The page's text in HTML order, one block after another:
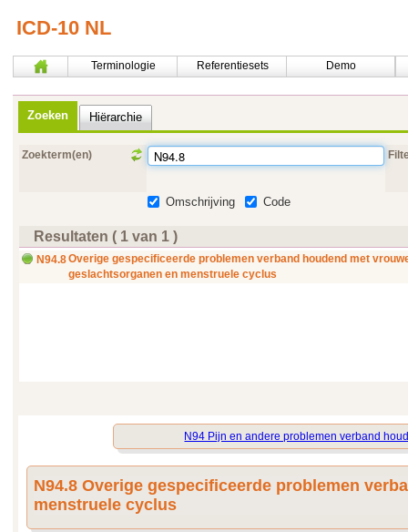
ICD-10 NL
Terminologie Referentiesets Demo
Zoeken Hiërarchie
Zoekterm(en)
Omschrijving Code
Resultaten ( 1 van 1 )
N94.8Overige gespecificeerde problemen verband houdend met
geslachtsorganen en menstruele cyclus